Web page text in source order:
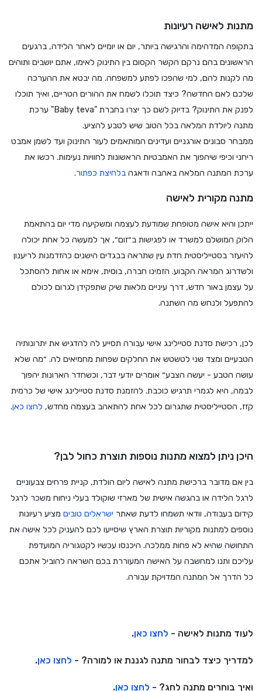
מתנות לאישה רעיונות
בתקופה המדהימה והרגישה ביותר, יום או יומיים לאחר הלידה, ברגעים
הראשונים בהם נרקם הקשר הקסום בין התינוק לאימו, אתם יושבים ותוהים
מה לקנות להם, למי שהפכו לפתע למשפחה. מה יבטא את ההערכה
שלכם לאם החדשה? כיצד תוכלו לשמח את ההורים הטריים, ואיך תוכלו
לפנק את התינוק? בדיוק לשם כך יצרו בחברת "Baby teva" ערכת
מתנה ליולדת המלאה בכל הטוב שיש לטבע להציע.
ממבחר סבונים אורגניים ועדינים המותאמים לעור התינוק ועד לשמן אמבט
ריחני וכיפי שיהפוך את האמבטיות הראשונות לחוויות נעימות. רכשו את
ערכת המתנה המלאה באהבה ודאגה בלחיצת כפתור.
מתנה מקורית לאישה
ייתכן והיא אישה מטופחת שמודעת לעצמה ומשקיעה מדי יום בהתאמת
הלוק המושלם למשרד או לפגישות ב״זום״, אך למעשה כל אחת יכולה
להיעזר בסטייליסטית חדת עין שתראה בבגדים הישנים כהזדמנות לריענון
ולשדרוג המראה הקבוע. הזמינו חברה, בוסית, אימא או אחות להסתכל
על עצמן באור חדש, דרך עיניים מלאות שיק שתפקידן לגרום לכולם
להתפעל ולנחש מה השתנה.
לכן, רכישת סדנת סטיילינג אישי עבורה תסייע לה להדגיש את יתרונותיה
הטבעיים ומצד שני לטשטש את החלקים שפחות מחמיאים לה. ״מה שלא
עושה הטבע - יעשה הצבע״ אומרים יודעי דבר, וכשחדר הארונות יהפוך
לבמה, היא לגמרי תרגיש כוכבת. להזמנת סדנת סטיילינג אישי של כרמית
קזז, הסטייליסטית שתגרום לכל אחת להתאהב בעצמה מחדש, לחצו כאן.
היכן ניתן למצוא מתנות נוספות תוצרת כחול לבן?
בין אם מדובר ברכישת מתנה לאישה ליום הולדת, קניית פרחים צבעוניים
לרגל הלידה או בהגשה אישית של מארזי שוקולד בעלי ניחוח משכר לרגל
קידום בעבודה, וודאי תשמחו לדעת שאתר ישראלים טובים מציע רעיונות
נוספים למתנות מקוריות תוצרת הארץ שיסייעו לכם להעניק לכל אישה את
התחושה שהיא לא פחות ממלכה. היכנסו עכשיו לקטגוריה המועדפת
עליכם ותנו למחשבה על האישה המעוררת בכם השראה להוביל אתכם
כל הדרך אל המתנה המדויקת עבורה.
לעוד מתנות לאישה - לחצו כאן.
למדריך כיצד לבחור מתנה לגננת או למורה? - לחצו כאן.
ואיך בוחרים מתנה לחג? - לחצו כאן.